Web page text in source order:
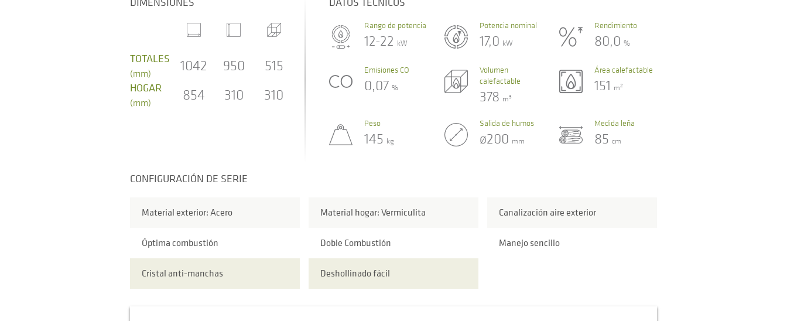
TOTALES
(mm) 1042 950 515
HOGAR
(mm) 854 310 310
Rango de potencia
12-22 kW
Potencia nominal
17,0 kW
Rendimiento
80,0%
Emisiones CO
0,07 %
Volumen
calefactable
378 m3
Área calefactable
151 m2
Peso
145 kg
Salida de humos
ø200 mm
Medida leña
85cm
CONFIGURACIÓN DE SERIE
Material exterior: Acero Material hogar: Vermiculita Canalización aire exterior
Óptima combustión Doble Combustión Manejo sencillo
Cristal anti-manchas Deshollinado fácil